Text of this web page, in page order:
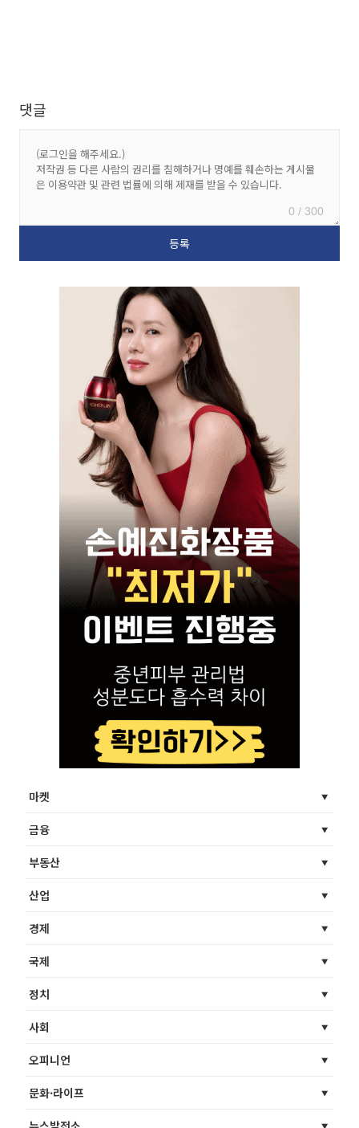
댓글
0 / 300
마켓
금융
부동산
산업
경제
국제
정치
사회
오피니언
문화·라이프